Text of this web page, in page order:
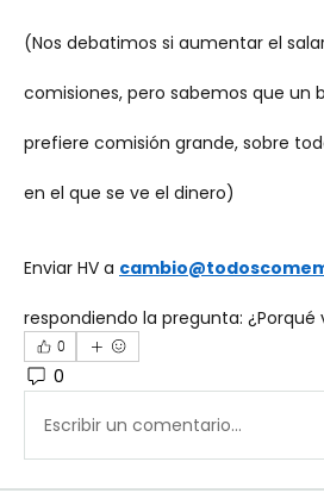
(Nos debatimos si aumentar el
comisiones, pero sabemos que un
prefiere comisión grande, sobre
en el que se ve el dinero)
Enviar HV a
respondiendo la pregunta: ¿Porqué
0
0
Escribir un comentario...